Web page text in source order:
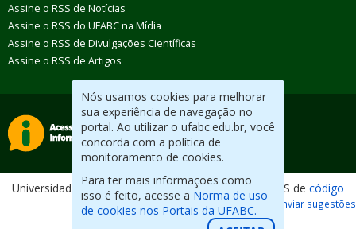
Nós usamos cookies para melhorar
sua experiência de navegação no
portal. Ao utilizar o ufabc.edu.br, você
concorda com a política de
monitoramento de cookies.
Para ter mais informações como
isso é feito, acesse a Norma de uso
de cookies nos Portais da UFABC.
Assine o RSS de Notícias
Assine o RSS do UFABC na Mídia
Assine o RSS de Divulgações Científicas
Assine o RSS de Artigos
Universidade Federal do ABC. Desenvolvido com CMS de código
aberto. Reportar erros / Enviar sugestões